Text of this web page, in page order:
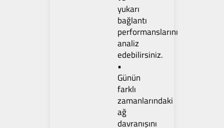
yukarı
bağlantı
performanslarını
analiz
edebilirsiniz.
•
Günün
farklı
zamanlarındaki
ağ
davranışını